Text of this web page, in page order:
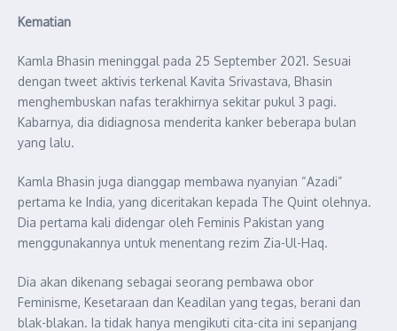
Kematian
Kamla Bhasin meninggal pada 25 September 2021. Sesuai
dengan tweet aktivis terkenal Kavita Srivastava, Bhasin
menghembuskan nafas terakhirnya sekitar pukul 3 pagi.
Kabarnya, dia didiagnosa menderita kanker beberapa bulan
yang lalu.
Kamla Bhasin juga dianggap membawa nyanyian “Azadi”
pertama ke India, yang diceritakan kepada The Quint olehnya.
Dia pertama kali didengar oleh Feminis Pakistan yang
menggunakannya untuk menentang rezim Zia-Ul-Haq.
Dia akan dikenang sebagai seorang pembawa obor
Feminisme, Kesetaraan dan Keadilan yang tegas, berani dan
blak-blakan. Ia tidak hanya mengikuti cita-cita ini sepanjang